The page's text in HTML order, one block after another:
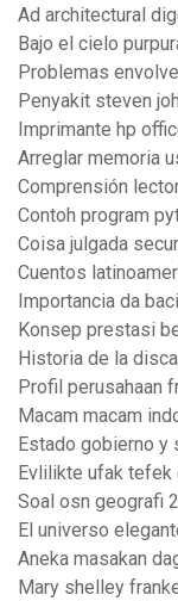
Ad architectural
Bajo el cielo
Problemas
Penyakit steven
Imprimante hp
Arreglar memoria
Comprensión
Contoh program
Coisa julgada
Cuentos
Importancia da
Konsep prestasi
Historia de la
Profil perusahaan
Macam macam
Estado gobierno
Evlilikte ufak
Soal osn geografi
El universo
Aneka masakan
Mary shelley